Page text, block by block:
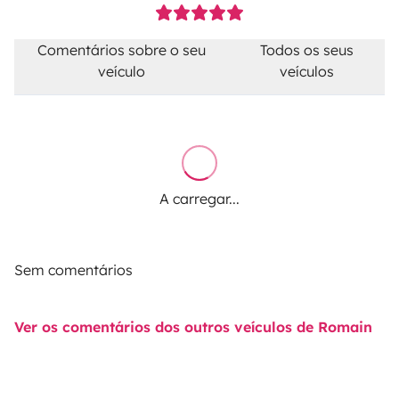
Comentários sobre o seu
veículo
Todos os seus
veículos
A carregar...
Sem comentários
Ver os comentários dos outros veículos de Romain